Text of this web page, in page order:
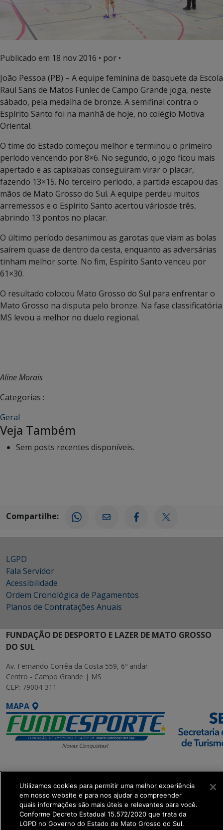
Publicado em 18 nov 2016 • por •
João Pessoa (PB) – A equipe feminina de basquete da Escola
Raul Sans de Matos Funlec de Campo Grande joga, neste
sábado, pela medalha de bronze. A semifinal contra o
Espírito Santo foi na manhã de hoje, no colégio Motiva
Oriental.
O time do Estado começou melhor e terminou o primeiro
período vencendo por 8×6. No segundo, o jogo ficou mais
apertado e as capixabas conseguiram virar o placar,
fazendo 13×15. No terceiro período, a partida escapou das
mãos de Mato Grosso do Sul. A equipe perdeu muitos
arremessos e o Espírito Santo acertou váriosde três,
abrindo 13 pontos no placar.
O último período desanimou as garotas que viam as bolas
saírem quase de dentro da cesta, enquanto as adversárias
tinham melhor sorte. No fim, Espírito Santo venceu por
61×30.
O resultado colocou Mato Grosso do Sul para enfrentar o
Mato Grosso na disputa pelo bronze. Na fase classificatória
MS levou a melhor no duelo regional.
Aline Morais
Categorias :
Geral
Veja Também
Sem posts recentes disponíveis.
Compartilhe:
LGPD
Fala Servidor
Acessibilidade
Ordem Cronológica de Pagamentos
Planos de Contratações Anuais
FUNDAÇÃO DE DESPORTO E LAZER DE MATO GROSSO
DO SUL
Av. Fernando Corrêa da Costa 559, 6º andar
Centro - Campo Grande | MS
CEP: 79004-311
MAPA
SETDIG | Secretaria-
Executiva de
Transformação Digital
get_footer();
Utilizamos cookies para permitir uma melhor experiência
em nosso website e para nos ajudar a compreender
quais informações são mais úteis e relevantes para você.
Conforme Decreto Estadual 15.572/2020 que trata da
LGPD no Governo do Estado de Mato Grosso do Sul.